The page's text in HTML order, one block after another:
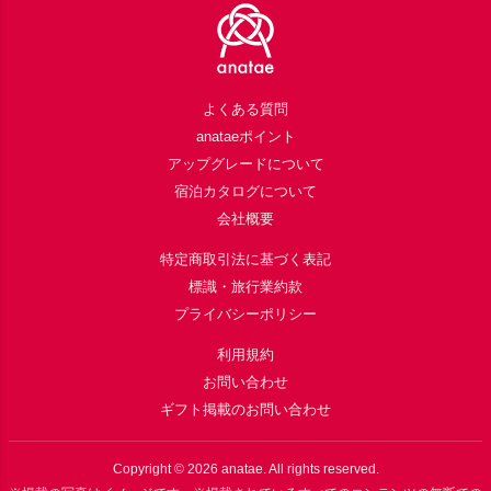
よくある質問
anataeポイント
アップグレードについて
宿泊カタログについて
会社概要
特定商取引法に基づく表記
標識・旅行業約款
プライバシーポリシー
利用規約
お問い合わせ
ギフト掲載のお問い合わせ
Copyright © 2026 anatae. All rights reserved.